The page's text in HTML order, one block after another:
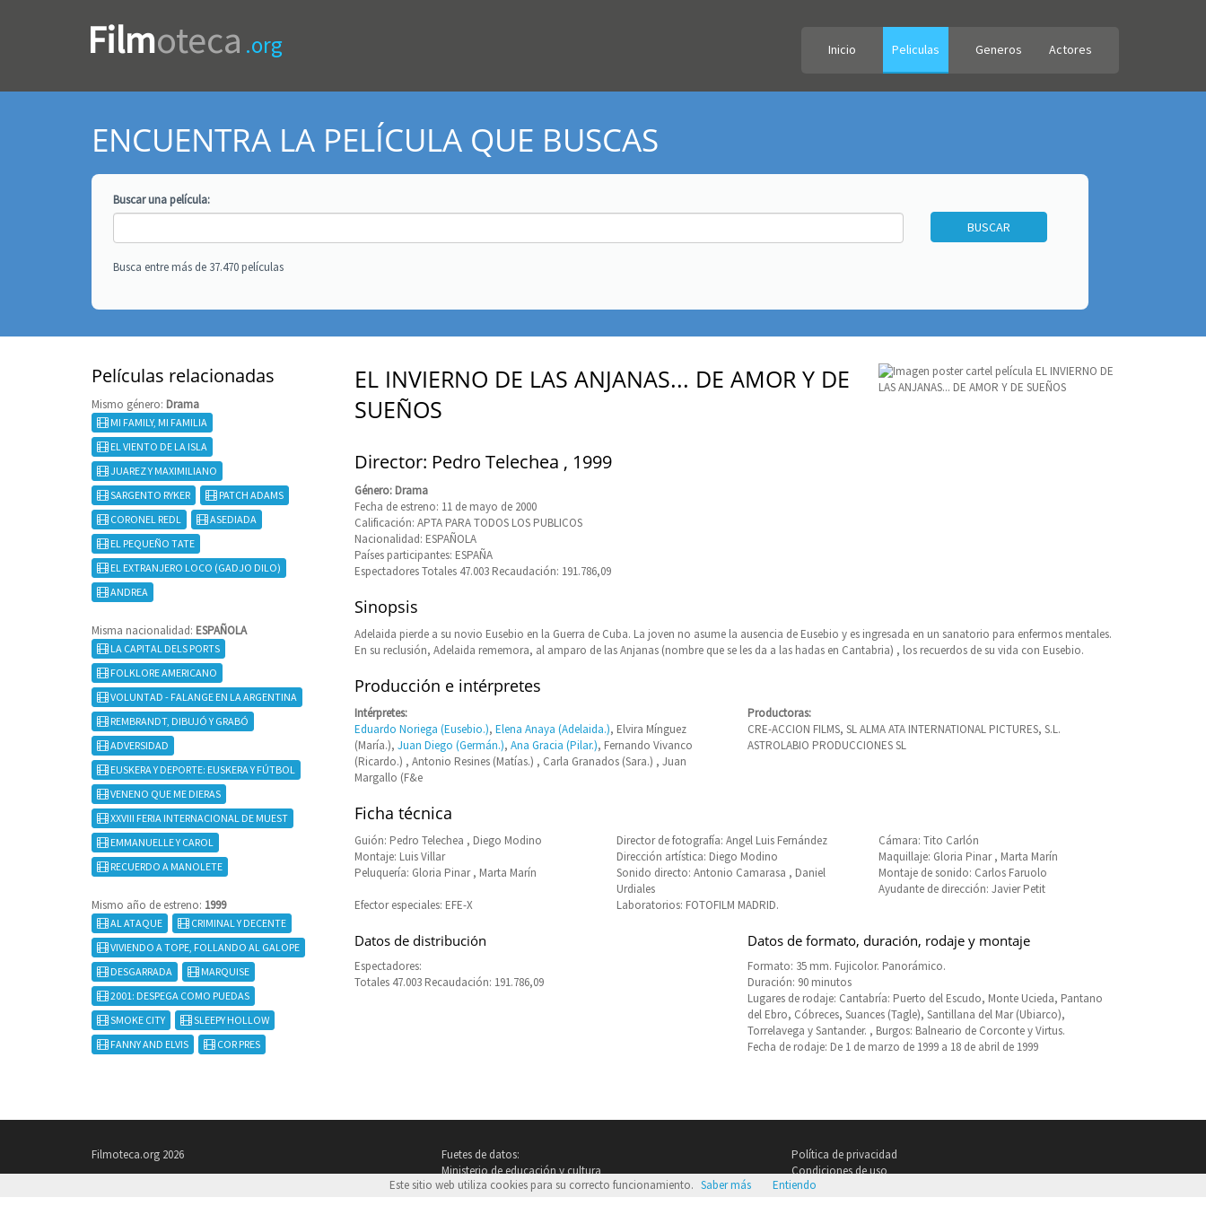
Filmoteca .org Inicio Peliculas Generos Actores
ENCUENTRA LA PELÍCULA QUE BUSCAS
Buscar unapelícula:
Busca entre más de 37.470 películas
Películas relacionadas
Mismo género: Drama
MI FAMILY, MI FAMILIA
EL VIENTO DE LA ISLA
JUAREZ Y MAXIMILIANO
SARGENTO RYKER
PATCH ADAMS
CORONEL REDL
ASEDIADA
EL PEQUEÑO TATE
EL EXTRANJERO LOCO (GADJO DILO)
ANDREA
Misma nacionalidad: ESPAÑOLA
LA CAPITAL DELS PORTS
FOLKLORE AMERICANO
VOLUNTAD - FALANGE EN LA ARGENTINA
REMBRANDT, DIBUJÓ Y GRABÓ
ADVERSIDAD
EUSKERA Y DEPORTE: EUSKERA Y FÚTBOL
VENENO QUE ME DIERAS
XXVIII FERIA INTERNACIONAL DE MUEST
EMMANUELLE Y CAROL
RECUERDO A MANOLETE
Mismo año de estreno: 1999
AL ATAQUE
CRIMINAL Y DECENTE
VIVIENDO A TOPE, FOLLANDO AL GALOPE
DESGARRADA
MARQUISE
2001: DESPEGA COMO PUEDAS
SMOKE CITY
SLEEPY HOLLOW
FANNY AND ELVIS
COR PRES
EL INVIERNO DE LAS ANJANAS... DE AMOR Y DE
SUEÑOS
Director: Pedro Telechea , 1999
Género: Drama
Fecha de estreno: 11 de mayo de 2000
Calificación: APTA PARA TODOS LOS PUBLICOS
Nacionalidad: ESPAÑOLA
Países participantes: ESPAÑA
Espectadores Totales 47.003 Recaudación: 191.786,09
Sinopsis
Adelaida pierde a su novio Eusebio en la Guerra de Cuba. La joven no asume la ausencia de Eusebio y es ingresada en un sanatorio para enfermos mentales.
En su reclusión, Adelaida rememora, al amparo de las Anjanas (nombre que se les da a las hadas en Cantabria) , los recuerdos de su vida con Eusebio.
Producción e intérpretes
Intérpretes:
Eduardo Noriega (Eusebio.), Elena Anaya (Adelaida.), Elvira Mínguez
(María.), Juan Diego (Germán.), Ana Gracia (Pilar.), Fernando Vivanco
(Ricardo.) , Antonio Resines (Matías.) , Carla Granados (Sara.) , Juan
Margallo (F&e
Productoras:
CRE-ACCION FILMS, SL ALMA ATA INTERNATIONAL PICTURES, S.L.
ASTROLABIO PRODUCCIONES SL
Ficha técnica
Guión: Pedro Telechea , Diego Modino Director de fotografía: Angel Luis Fernández
Cámara: Tito Carlón
Montaje: Luis Villar
Dirección artística: Diego Modino
Maquillaje: Gloria Pinar , Marta Marín
Peluquería: Gloria Pinar , Marta Marín
Sonido directo: Antonio Camarasa , Daniel
Urdiales
Montaje de sonido: Carlos Faruolo
Ayudante de dirección: Javier Petit
Efector especiales: EFE-X
Laboratorios: FOTOFILM MADRID.
Datos de distribución
Espectadores:
Totales 47.003 Recaudación: 191.786,09
Datos de formato, duración, rodaje y montaje
Formato: 35 mm. Fujicolor. Panorámico.
Duración: 90 minutos
Lugares de rodaje: Cantabría: Puerto del Escudo, Monte Ucieda, Pantano
del Ebro, Cóbreces, Suances (Tagle), Santillana del Mar (Ubiarco),
Torrelavega y Santander. , Burgos: Balneario de Corconte y Virtus.
Fecha de rodaje: De 1 de marzo de 1999 a 18 de abril de 1999
Filmoteca.org 2026
Fuetes de datos:
Ministerio de educación y cultura
Imdb.com
Política de privacidad
Condiciones de uso
Este sitio web utiliza cookies para su correcto funcionamiento. Saber más Entiendo